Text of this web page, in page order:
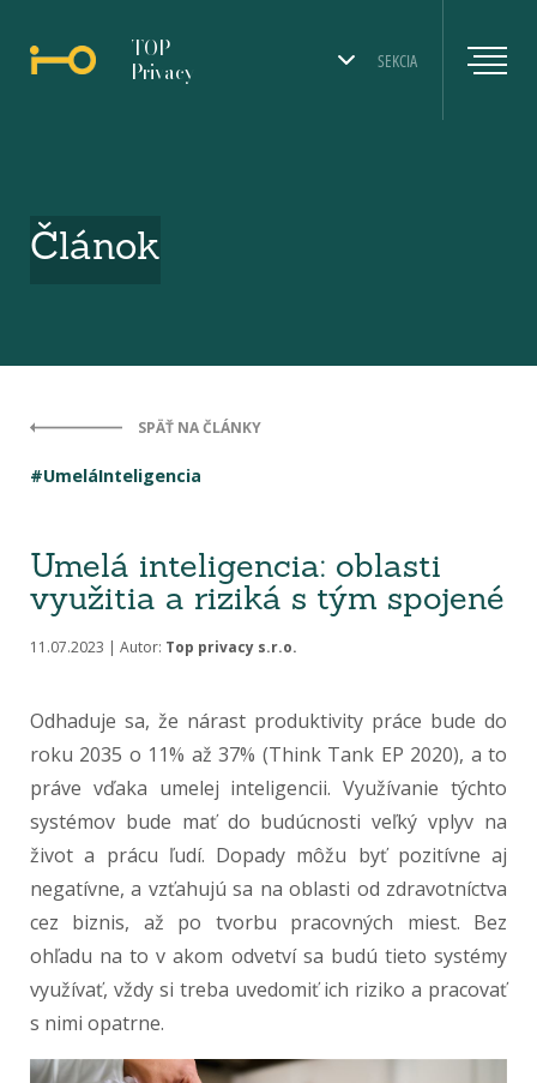
SEKCIA
TOP
Privacy
Článok
SPÄŤ NA ČLÁNKY
#UmeláInteligencia
Umelá inteligencia: oblasti
využitia a riziká s tým spojené
11.07.2023 | Autor: Top privacy s.r.o.
Odhaduje sa, že nárast produktivity práce bude do
roku 2035 o 11% až 37% (Think Tank EP 2020), a to
práve vďaka umelej inteligencii. Využívanie týchto
systémov bude mať do budúcnosti veľký vplyv na
život a prácu ľudí. Dopady môžu byť pozitívne aj
negatívne, a vzťahujú sa na oblasti od zdravotníctva
cez biznis, až po tvorbu pracovných miest. Bez
ohľadu na to v akom odvetví sa budú tieto systémy
využívať, vždy si treba uvedomiť ich riziko a pracovať
s nimi opatrne.